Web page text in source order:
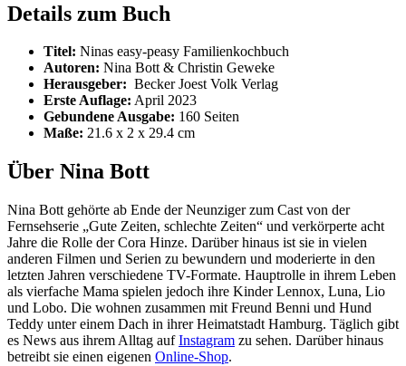
Details zum Buch
Titel: Ninas easy-peasy Familienkochbuch
Autoren: Nina Bott & Christin Geweke
Herausgeber: ‎ Becker Joest Volk Verlag
Erste Auflage: April 2023
Gebundene Ausgabe: 160 Seiten
Maße: ‎ 21.6 x 2 x 29.4 cm
Über Nina Bott
Nina Bott gehörte ab Ende der Neunziger zum Cast von der
Fernsehserie „Gute Zeiten, schlechte Zeiten“ und verkörperte acht
Jahre die Rolle der Cora Hinze. Darüber hinaus ist sie in vielen
anderen Filmen und Serien zu bewundern und moderierte in den
letzten Jahren verschiedene TV-Formate. Hauptrolle in ihrem Leben
als vierfache Mama spielen jedoch ihre Kinder Lennox, Luna, Lio
und Lobo. Die wohnen zusammen mit Freund Benni und Hund
Teddy unter einem Dach in ihrer Heimatstadt Hamburg. Täglich gibt
es News aus ihrem Alltag aufInstagram zu sehen. Darüber hinaus
betreibt sie einen eigenen Online-Shop.